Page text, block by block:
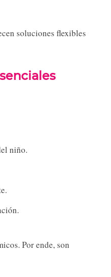
soluciones flexibles
niño.
Por ende, son